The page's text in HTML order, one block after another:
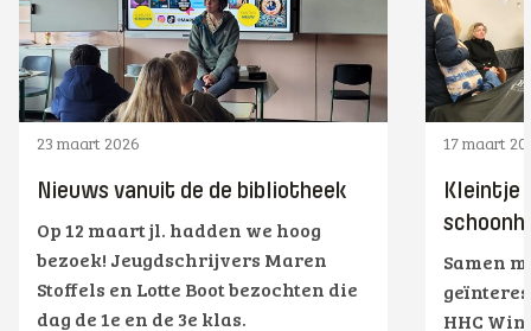
23 maart 2026
Nieuws vanuit de de bibliotheek
Op 12 maart jl. hadden we hoog
bezoek! Jeugdschrijvers Maren
Stoffels en Lotte Boot bezochten die
dag de 1e en de 3e klas.
17 maart
Kleintje
Samen
HHC